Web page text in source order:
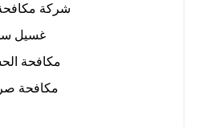
شركة
غسيل
مكافحة
مكافحة